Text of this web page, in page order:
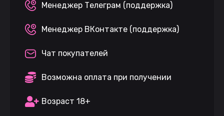
Менеджер Телеграм (поддержка)
Менеджер ВКонтакте (поддержка)
Чат покупателей
Возможна оплата при получении
Возраст 18+